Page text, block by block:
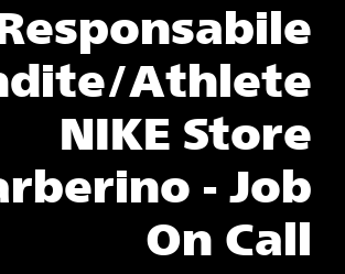
Athlete
NIKE Store
- Job
On Call